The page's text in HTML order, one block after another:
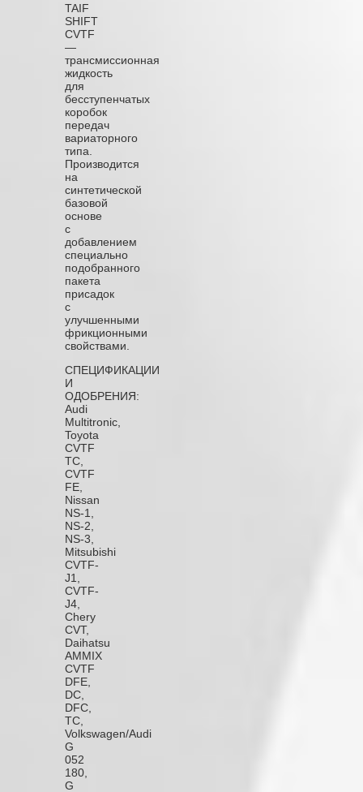
TAIF
SHIFT
CVTF
—
трансмиссионная
жидкость
для
бесступенчатых
коробок
передач
вариаторного
типа.
Производится
на
синтетической
базовой
основе
с
добавлением
специально
подобранного
пакета
присадок
с
улучшенными
фрикционными
свойствами.
СПЕЦИФИКАЦИИ
И
ОДОБРЕНИЯ:
Audi
Multitronic,
Toyota
CVTF
TC,
CVTF
FE,
Nissan
NS-1,
NS-2,
NS-3,
Mitsubishi
CVTF-
J1,
CVTF-
J4,
Chery
CVT,
Daihatsu
AMMIX
CVTF
DFE,
DC,
DFC,
TC,
Volkswagen/Audi
G
052
180,
G